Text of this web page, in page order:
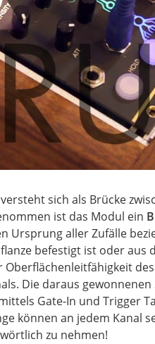
sich als Brücke
ist das Modul ein
Ursprung aller Zufälle
befestigt ist oder aus
Die daraus
Gate-In undTrigger
können an jedem Kanal
zu nehmen!